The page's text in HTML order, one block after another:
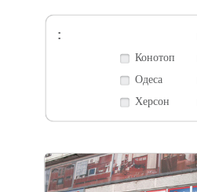
:
Конотоп
Одеса
Херсон